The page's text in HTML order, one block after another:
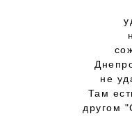
не
Там
другом